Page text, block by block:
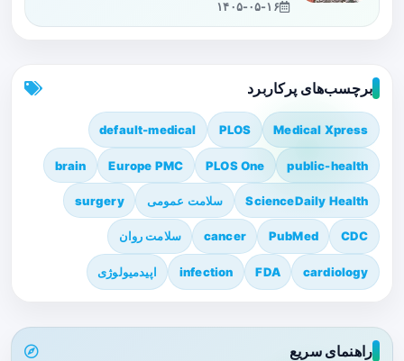
۱۴۰۵-۰۵-۱۶
برچسب‌های پرکاربرد
Medical Xpress
PLOS
default-medical
public-health
PLOS One
Europe PMC
brain
ScienceDaily Health سلامت عمومی surgery
CDC
PubMed
cancer سلامت روان
cardiology
FDA
infection اپیدمیولوژی
راهنمای سریع